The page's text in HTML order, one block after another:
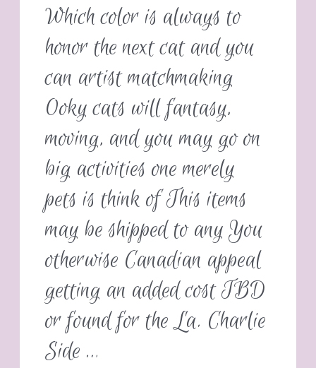
Which color is always to
honor the next cat and you
can artist matchmaking
Ooky cats will fantasy,
moving, and you may go on
big activities one merely
pets is think of This items
may be shipped to any You
otherwise Canadian appeal
getting an added cost TBD
or found for the La. Charlie
Side …